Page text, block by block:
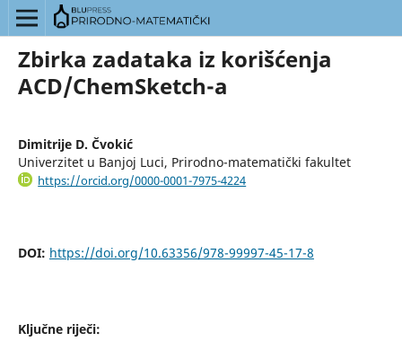
Zbirka zadataka iz korišćenja
ACD/ChemSketch-a
Dimitrije D. Čvokić
Univerzitet u Banjoj Luci, Prirodno-matematički fakultet
https://orcid.org/0000-0001-7975-4224
DOI: https://doi.org/10.63356/978-99997-45-17-8
Ključne riječi: